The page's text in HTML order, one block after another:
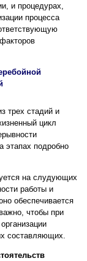
и процедурах,
процесса
трех стадий и
цикл
этапах подробно
на слудующих
работы и
обеспечивается
чтобы при
составляющих.